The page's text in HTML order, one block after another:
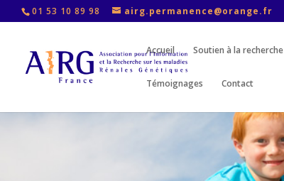
01 53 10 89 98 airg.permanence@orange.fr
Accueil Soutien à la recherche
Témoignages Contact